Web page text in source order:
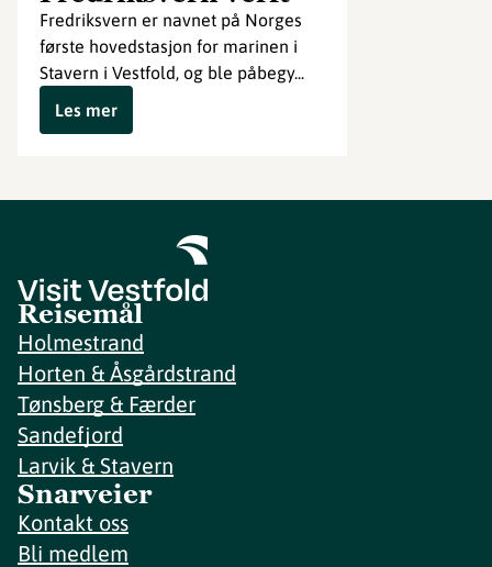
Fredriksvern er navnet på Norges
første hovedstasjon for marinen i
Stavern i Vestfold, og ble påbegy...
Les mer
Reisemål
Holmestrand
Horten & Åsgårdstrand
Tønsberg & Færder
Sandefjord
Larvik & Stavern
Snarveier
Kontakt oss
Bli medlem